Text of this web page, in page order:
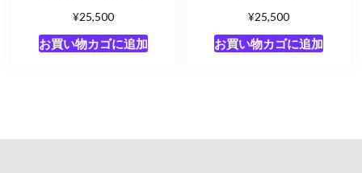
¥25,500
お買い物カゴに追加
¥25,500
お買い物カゴに追加